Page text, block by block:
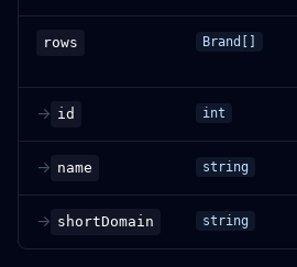
rows Brand[]
-> id int
-> name string
-> shortDomain string